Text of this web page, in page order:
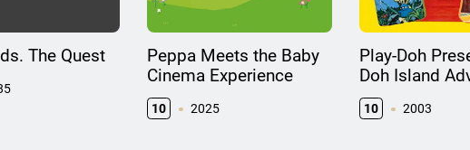
The Quest
Peppa Meets the Baby
Cinema Experience
10 2025
Play-Doh
Doh Island
10 2003